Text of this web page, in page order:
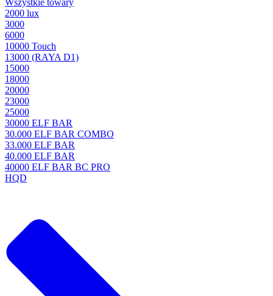
Wszystkie towary
2000 lux
3000
6000
10000 Touch
13000 (RAYA D1)
15000
18000
20000
23000
25000
30000 ELF BAR
30.000 ELF BAR COMBO
33.000 ELF BAR
40.000 ELF BAR
40000 ELF BAR BC PRO
HQD